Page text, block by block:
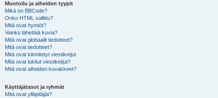
Muotoilu ja aiheiden tyypit
Mikä on BBCode?
Onko HTML sallittu?
Mitä ovat hymiöt?
Voinko lähettää kuvia?
Mitä ovat globaalit tiedotteet?
Mitä ovat tiedotteet?
Mitä ovat kiinnitetyt viestiketjut
Mitä ovat lukitut viestiketjut?
Mitä ovat aiheiden kuvakkeet?
Käyttäjätasot ja ryhmät
Mitä ovat ylläpitäjät?